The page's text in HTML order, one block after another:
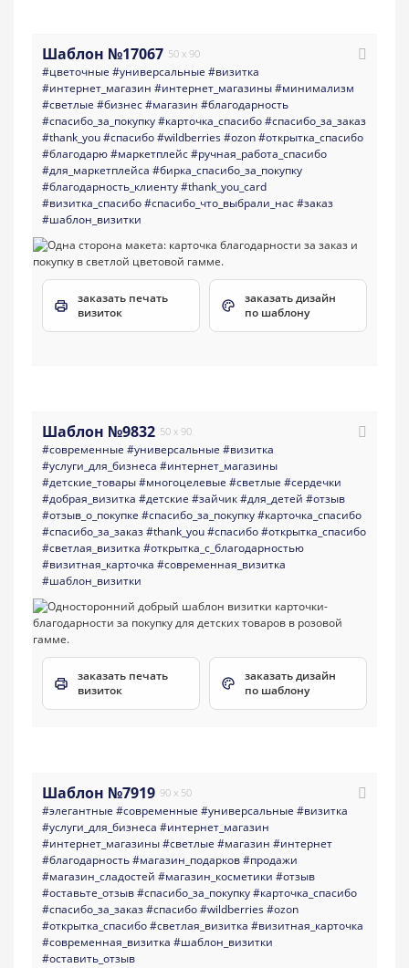
Шаблон №17067 50 x 90
#цветочные #универсальные #визитка
#интернет_магазин #интернет_магазины#минимализм
#светлые #бизнес#магазин #благодарность
#спасибо_за_покупку#карточка_спасибо#спасибо_за_заказ
#thank_you#спасибо#wildberries#ozon#открытка_спасибо
#благодарю#маркетплейс#ручная_работа_спасибо
#для_маркетплейса #бирка_спасибо_за_покупку
#благодарность_клиенту#thank_you_card
#визитка_спасибо#спасибо_что_выбрали_нас#заказ
#шаблон_визитки
заказать печать
визиток
заказать дизайн
по шаблону
Шаблон №9832 50 x 90
#современные #универсальные #визитка
#услуги_для_бизнеса #интернет_магазины
#детские_товары#многоцелевые #светлые #сердечки
#добрая_визитка #детские #зайчик#для_детей #отзыв
#отзыв_о_покупке #спасибо_за_покупку#карточка_спасибо
#спасибо_за_заказ#thank_you#спасибо#открытка_спасибо
#светлая_визитка #открытка_с_благодарностью
#визитная_карточка #современная_визитка
#шаблон_визитки
заказать печать
визиток
заказать дизайн
по шаблону
Шаблон №7919 90 x 50
#элегантные #современные #универсальные #визитка
#услуги_для_бизнеса #интернет_магазин
#интернет_магазины#светлые #магазин #интернет
#благодарность#магазин_подарков#продажи
#магазин_сладостей #магазин_косметики #отзыв
#оставьте_отзыв#спасибо_за_покупку#карточка_спасибо
#спасибо_за_заказ#спасибо#wildberries#ozon
#открытка_спасибо#светлая_визитка #визитная_карточка
#современная_визитка #шаблон_визитки
#оставить_отзыв